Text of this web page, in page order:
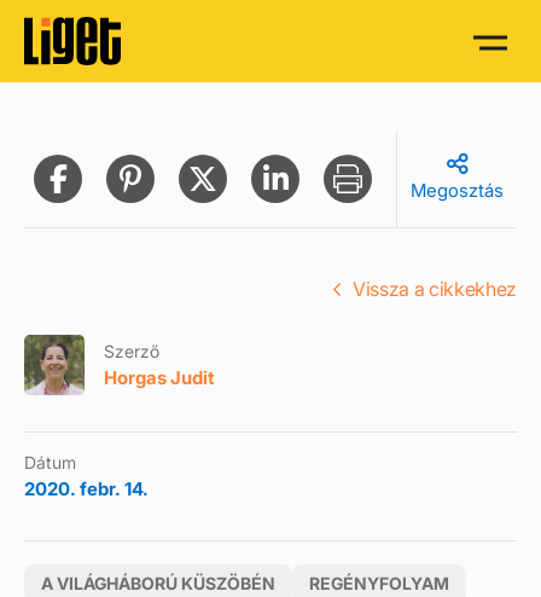
Megosztás
Szerző
Horgas Judit
Dátum
2020. febr. 14.
A VILÁGHÁBORÚ KÜSZÖBÉN
REGÉNYFOLYAM
Vissza a cikkekhez